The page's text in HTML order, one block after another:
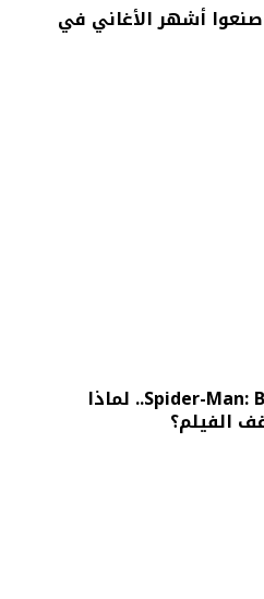
أشهر الأغاني في
مقاطعة Spider-Man: Brand New Day.. لماذا
الفيلم؟